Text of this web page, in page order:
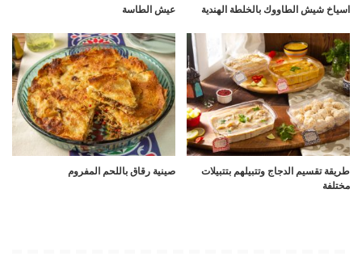
اسياخ شيش الطاووك بالخلطة الهندية عيش الطاسة
طريقة تقسيم الدجاج وتتبيلهم بتتبيلات
مختلفة
صينية رقاق باللحم المفروم